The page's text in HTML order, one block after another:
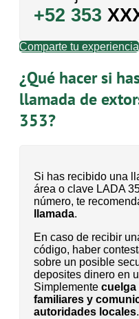
+52 353
Comparte tu experiencia
¿Qué hacer si
llamada de
353?
Si has recibido una
área o clave LADA
número, te
llamada.
En caso de recibir
código, haber
sobre un posible
deposites dinero en
Simplemente cuelga
familiares y
autoridades locales.